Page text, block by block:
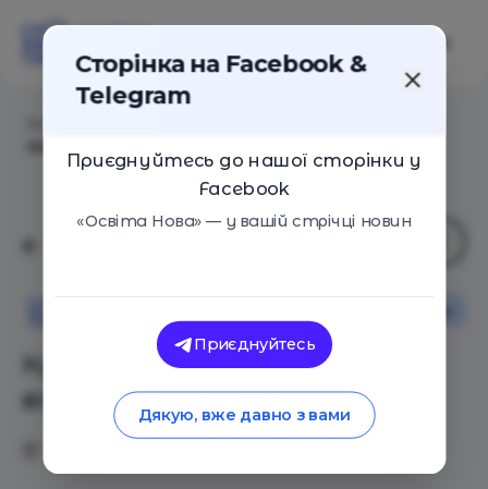
Курси онлайн – без
відкладання і закидання
Сторінка на Facebook &
Telegram
Приєднуйтесь до нашої сторінки у
Facebook
«Освіта Нова» — у вашій стрічці новин
Приєднуйтесь
Дякую, вже давно з вами